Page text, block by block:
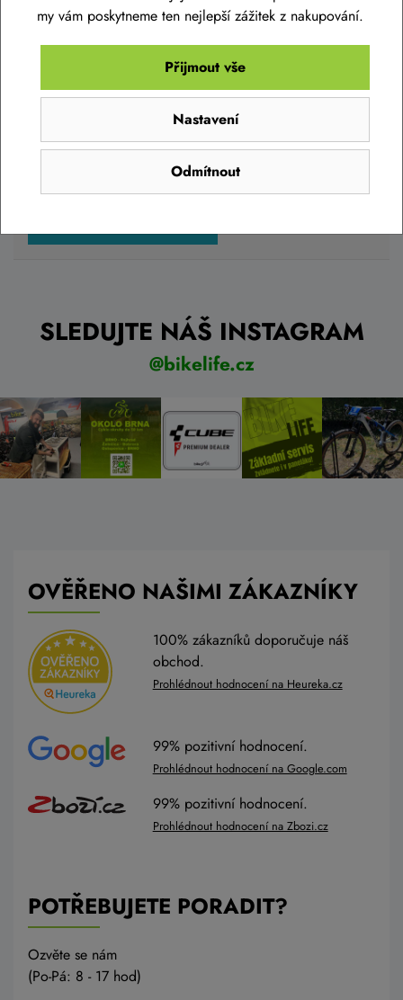
79 Kč
Hodnocení produktu
Přidejte vlastní hodnocení produktu a pomožte tak dalším
nakupujícím.
SLEDUJTE NÁŠ INSTAGRAM
@bikelife.cz
OVĚŘENO NAŠIMI ZÁKAZNÍKY
100% zákazníků doporučuje náš
obchod.
Prohlédnout hodnocení na Heureka.cz
99% pozitivní hodnocení.
Prohlédnout hodnocení na Google.com
99% pozitivní hodnocení.
Prohlédnout hodnocení na Zbozi.cz
POTŘEBUJETE PORADIT?
Ozvěte se nám
(Po-Pá: 8 - 17 hod)
my vám poskytneme ten nejlepší zážitek z nakupování.
Odmítnout
Nastavení
Přijmout vše